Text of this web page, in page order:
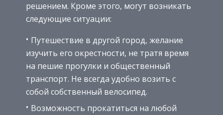
решением. Кроме этого, могут возникать
следующие ситуации:
Путешествие в другой город, желание
изучить его окрестности, не тратя время
на пешие прогулки и общественный
транспорт. Не всегда удобно возить с
собой собственный велосипед.
Возможность прокатиться на любой